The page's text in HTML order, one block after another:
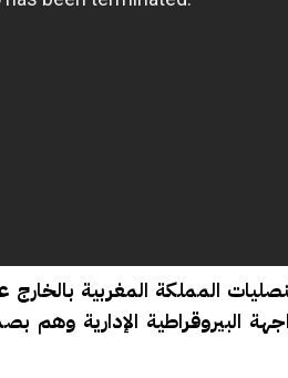
المملكة المغربية
البيروقراطية الإدارية وهم